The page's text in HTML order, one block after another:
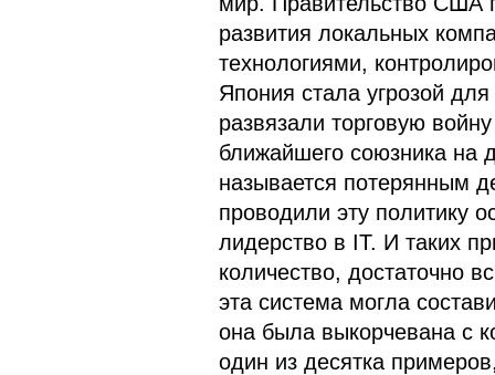
развития локальных
технологиями,
Япония стала угрозой
развязали торговую
ближайшего союзника на
называется потерянным
проводили эту политику
лидерство в IT. И таких
количество, достаточно
эта система могла
она была выкорчевана с
один из десятка